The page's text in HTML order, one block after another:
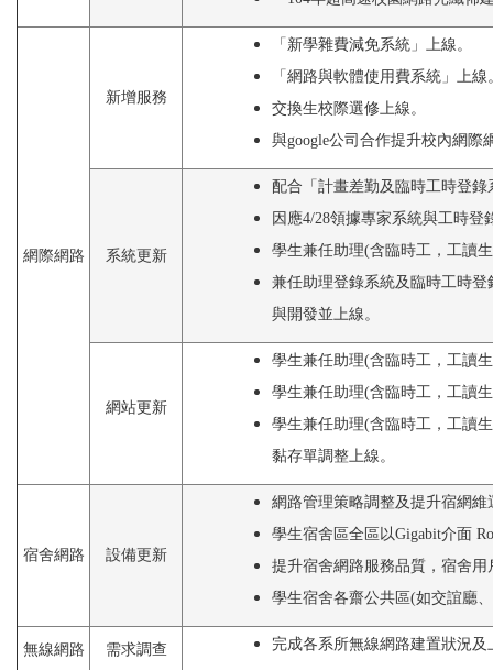
網際網路
新增服務
「新學雜費減免系統」上線。
「網路與軟體使用費系統」上線
交換生校際選修上線。
與google公司合作提升校內網際
系統更新
配合「計畫差勤及臨時工時登
因應4/28領據專家系統與工時
學生兼任助理(含臨時工，工讀
兼任助理登錄系統及臨時工時
與開發並上線。
網站更新
學生兼任助理(含臨時工，工讀
學生兼任助理(含臨時工，工讀
學生兼任助理(含臨時工，工讀
黏存單調整上線。
宿舍網路 設備更新
網路管理策略調整及提升宿網
學生宿舍區全區以Gigabit介面
提升宿舍網路服務品質，宿舍
學生宿舍各齋公共區(如交誼廳
無線網路 需求調查 完成各系所無線網路建置狀況及